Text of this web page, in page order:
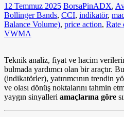
12 Temmuz 2025 BorsaPinADX,
Bollinger Bands, CCI, indikatör,
Balance Volume), price action, Rate
VWMA
Teknik analiz, fiyat ve hacim
bulmada yardımcı olan bir araçtır.
(indikatörler), yatırımcının trendin
ve olası dönüş noktalarını tahmin
yaygın sinyalleri amaçlarına göre